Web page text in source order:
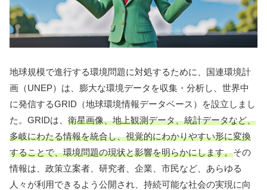
地球規模で進行する環境問題に対処するために、国連環境計
画（UNEP）は、膨大な環境データを収集・分析し、世界中
に発信するGRID（地球環境情報データベース）を設立しまし
た。GRIDは、 衛星画像、地上観測データ、統計データなど、
多岐にわたる情報を統合し、視覚的にわかりやすい形に変換
することで、環境問題の現状と影響を明らかにします。その
情報は、政策立案者、研究者、企業、市民など、あらゆる
人々が利用できるよう公開され、持続可能な社会の実現に向